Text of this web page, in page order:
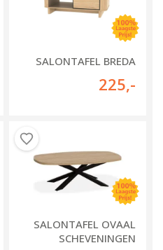
SALONTAFEL BREDA
225,-
SALONTAFEL OVAAL
SCHEVENINGEN